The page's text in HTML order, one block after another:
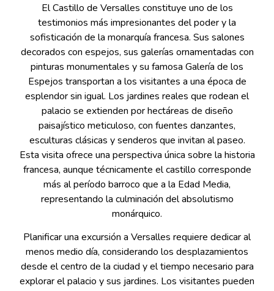
El Castillo de Versalles constituye uno de los
testimonios más impresionantes del poder y la
sofisticación de la monarquía francesa. Sus salones
decorados con espejos, sus galerías ornamentadas con
pinturas monumentales y su famosa Galería de los
Espejos transportan a los visitantes a una época de
esplendor sin igual. Los jardines reales que rodean el
palacio se extienden por hectáreas de diseño
paisajístico meticuloso, con fuentes danzantes,
esculturas clásicas y senderos que invitan al paseo.
Esta visita ofrece una perspectiva única sobre la historia
francesa, aunque técnicamente el castillo corresponde
más al período barroco que a la Edad Media,
representando la culminación del absolutismo
monárquico.
Planificar una excursión a Versalles requiere dedicar al
menos medio día, considerando los desplazamientos
desde el centro de la ciudad y el tiempo necesario para
explorar el palacio y sus jardines. Los visitantes pueden